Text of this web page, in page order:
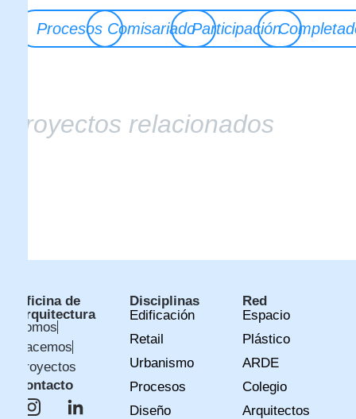
Procesos ComisariadoParticipación
Proyectos relacionados
Oficina de
Arquitectura
Somos
Hacemos
Proyectos
Contacto
Disciplinas
Edificación
Retail
Urbanismo
Procesos
Diseño
Red
Espacio
Plástico
ARDE
Colegio
Arquitectos